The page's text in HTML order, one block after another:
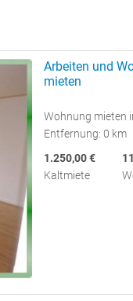
Arbeiten und
mieten
Wohnung mieten
Entfernung: 0 km
1.250,00 €
Kaltmiete